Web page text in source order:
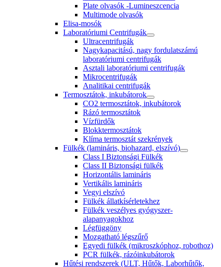
Plate olvasók -Lumineszcencia
Multimode olvasók
Elisa-mosók
Laboratóriumi Centrifugák
Ultracentrifugák
Nagykapacitású, nagy fordulatszámú
laboratóriumi centrifugák
Asztali laboratóriumi centrifugák
Mikrocentrifugák
Analitikai centrifugák
Termosztátok, inkubátorok
CO2 termosztátok, inkubátorok
Rázó termosztátok
Vízfürdők
Blokktermosztátok
Klíma termosztát szekrények
Fülkék (lamináris, biohazard, elszívó)
Class I Biztonsági Fülkék
Class II Biztonsági fülkék
Horizontális lamináris
Vertikális lamináris
Vegyi elszívó
Fülkék állatkísérletekhez
Fülkék veszélyes gyógyszer-
alapanyagokhoz
Légfüggöny
Mozgatható légszűrő
Egyedi fülkék (mikroszkóphoz, robothoz)
PCR fülkék, rázóinkubátorok
Hűtési rendszerek (ULT, Hűtők, Laborhűtők,